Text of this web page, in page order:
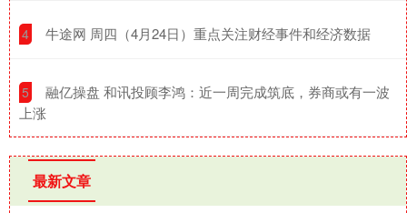
4 ​牛途网 周四（4月24日）重点关注财经事件和经济数据
5
​融亿操盘 和讯投顾李鸿：近一周完成筑底，券商或有一波
上涨
最新文章